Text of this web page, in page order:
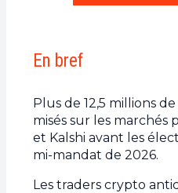
En bref
Plus de 12,5 millions
misés sur les
et Kalshi avant les
mi-mandat de 2026.
Les traders crypto